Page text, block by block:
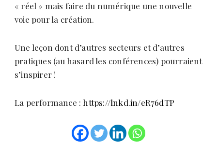
« réel » mais faire du numérique une nouvelle
voie pour la création.
Une leçon dont d’autres secteurs et d’autres
pratiques (au hasard les conférences) pourraient
s’inspirer !
La performance :https://lnkd.in/eR76dTP